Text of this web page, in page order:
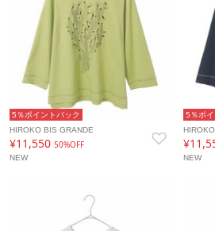
5％ポイントバック
HIROKO BIS GRANDE
¥11,550 50%OFF
NEW
5％ポ
NEW